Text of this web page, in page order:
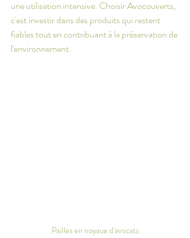
une utilisation intensive. Choisir Avocouverts,
c'est investir dans des produits qui restent
fiables tout en contribuant à la préservation de
l'environnement.
Pailles en noyaux d'avocats